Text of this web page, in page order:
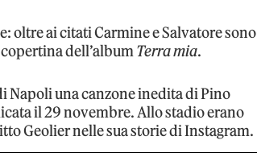
oltre ai citati Carmine e Salvatore sono
dell’albumTerra mia.
Napoli una canzone inedita di Pino
il 29 novembre. Allo stadio erano
Geolier nelle sua storie di Instagram.